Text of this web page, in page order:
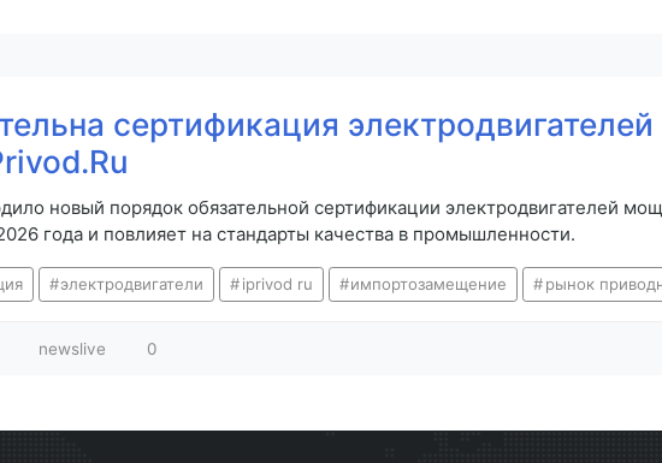
сертификация
новый порядок обязательной сертификации электродвигателей
года и повлияет на стандарты качества в промышленности.
электродвигатели iprivod ru импортозамещение рынок
newslive 0